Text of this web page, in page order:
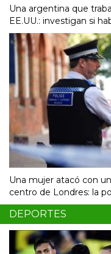
Una argentina que
EE.UU.: investigan si
Una mujer atacó con
centro de Londres: la
DEPORTES